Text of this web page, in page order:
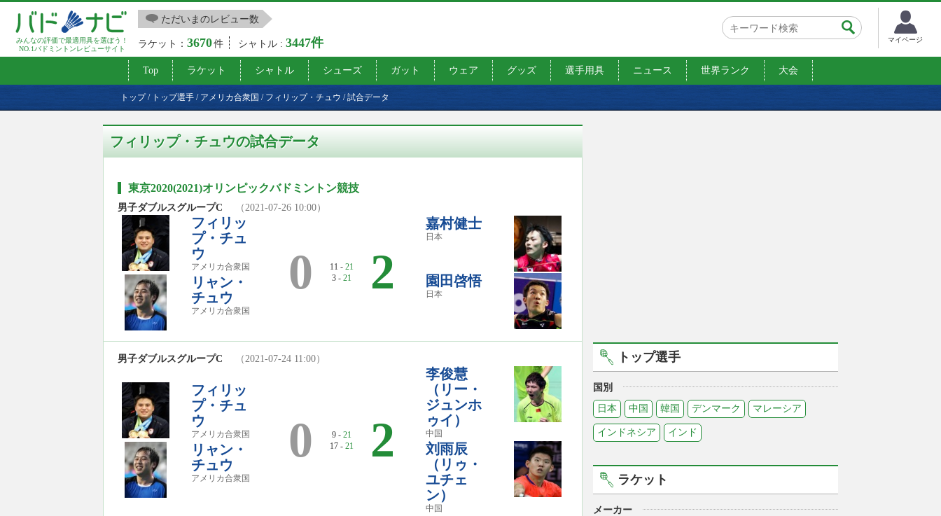
みんなの評価で最適用具を選ぼう！
NO.1バドミントンレビューサイト
ただいまのレビュー数
ラケット：3670件 シャトル :3447件 マイページ
Top ラケット シャトル シューズ ガット ウェア グッズ 選手用具 ニュース 世界ランク 大会
トップ/ トップ選手 / アメリカ合衆国 / フィリップ・チュウ /試合データ
フィリップ・チュウの試合データ
東京2020(2021)オリンピックバドミントン競技
男子ダブルスグループC （2021-07-26 10:00）
フィリッ
プ・チュ
ウ
アメリカ合衆国
リャン・
チュウ
アメリカ合衆国
0 11 - 21
3 - 21 2
嘉村健士
日本
園田啓悟
日本
男子ダブルスグループC （2021-07-24 11:00）
フィリッ
プ・チュ
ウ
アメリカ合衆国
リャン・
チュウ
アメリカ合衆国
0 9 - 21
17 - 21 2
李俊慧
（リー・
ジュンホ
ゥイ）
中国
刘雨辰
（リゥ・
ユチェ
ン）
中国
トップ選手
国別
日本
中国 韓国 デンマーク マレーシア
インドネシア インド
ラケット
メーカー